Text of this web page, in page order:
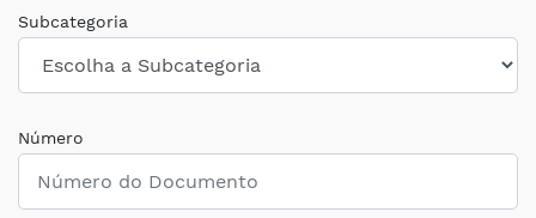
Subcategoria
Número